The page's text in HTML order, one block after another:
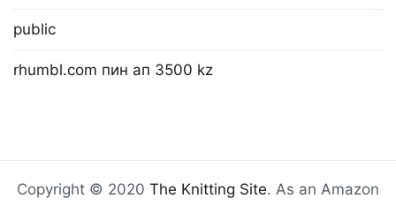
public
rhumbl.com пин ап 3500 kz
Copyright © 2020 The Knitting Site. As an Amazon